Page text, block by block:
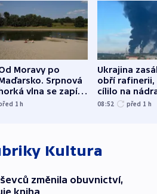
Moravy po
Srpnová
horká vlna se zapíše
dějin
1h
Ukrajina
obří rafinerii,
cílilo na
autobus
08:52 před 1 h
Kultura
změnila obuvnictví,
kniha